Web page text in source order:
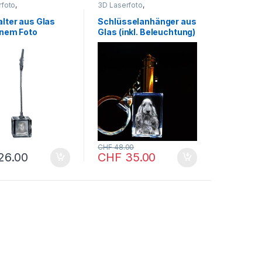
,
aus Glas
Foto
3D Laserfoto,
Geschenkartikel
Schlüsselanhänger aus
Glas (inkl. Beleuchtung)
mit einem Foto nach
Wahl Lasergravur in 2D
CHF 35.00
CHF48.00